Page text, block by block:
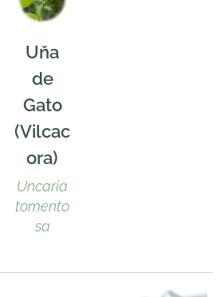
Uňa
de
Gato
(Vilcac
ora)
Uncaria
tomento
sa